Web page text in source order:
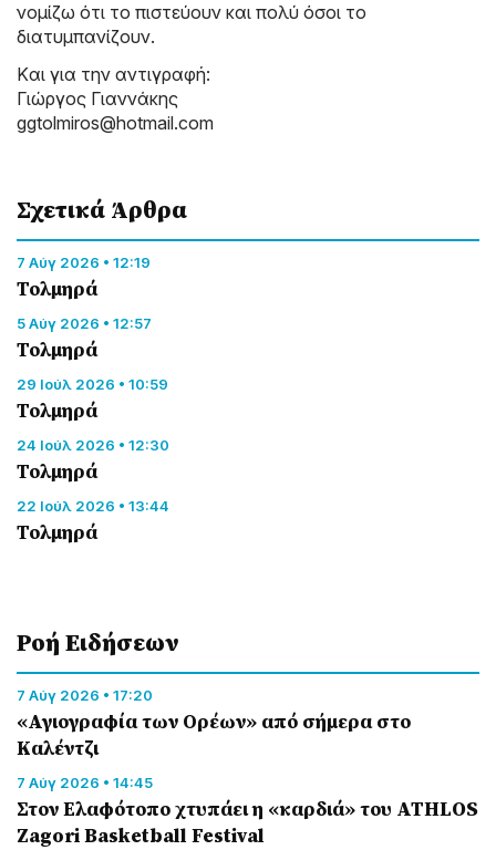
νομίζω ότι το πιστεύουν και πολύ όσοι το
διατυμπανίζουν.
Kαι για την αντιγραφή:
Γιώργος Γιαννάκης
ggtolmiros@hotmail.com
Σχετικά Άρθρα
7 Αύγ 2026 • 12:19
Τολμηρά
5 Αύγ 2026 • 12:57
Τολμηρά
29 Ιούλ 2026 • 10:59
Τολμηρά
24 Ιούλ 2026 • 12:30
Τολμηρά
22 Ιούλ 2026 • 13:44
Τολμηρά
Ροή Eιδήσεων
7 Αύγ 2026 • 17:20
«Αγιογραφία των Ορέων» από σήμερα στο
Καλέντζι
7 Αύγ 2026 • 14:45
Στον Ελαφότοπο χτυπάει η «καρδιά» του ATHLOS
Zagori Basketball Festival